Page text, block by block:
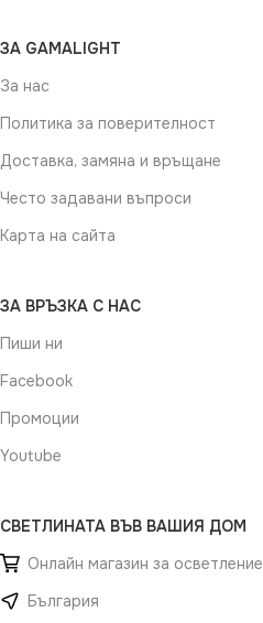
ЗА GAMALIGHT
За нас
Политика за поверителност
Доставка, замяна и връщане
Често задавани въпроси
Карта на сайта
ЗА ВРЪЗКА С НАС
Пиши ни
Facebook
Промоции
Youtube
СВЕТЛИНАТА ВЪВ ВАШИЯ ДОМ
Онлайн магазин за осветление
България